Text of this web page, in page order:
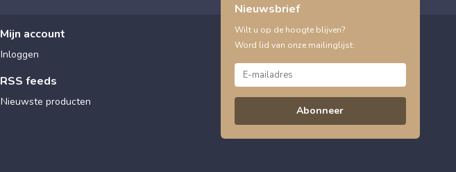
Mijn account
Inloggen
RSS feeds
Nieuwste producten
Nieuwsbrief
Wilt u op de hoogte blijven?
Word lid van onze mailinglijst:
Abonneer